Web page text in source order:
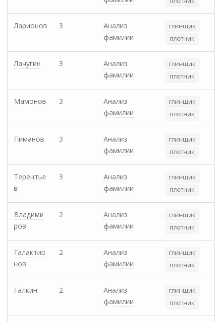
Ларионов 3
Анализ
фамилии
глинщик
плотник
Лачугин 3
Анализ
фамилии
глинщик
плотник
Мамонов 3
Анализ
фамилии
глинщик
плотник
Пиманов 3
Анализ
фамилии
глинщик
плотник
Терентье
в
3
Анализ
фамилии
глинщик
плотник
Владими
ров
2
Анализ
фамилии
глинщик
плотник
Галактио
нов
2
Анализ
фамилии
глинщик
плотник
Галкин 2
Анализ
фамилии
глинщик
плотник